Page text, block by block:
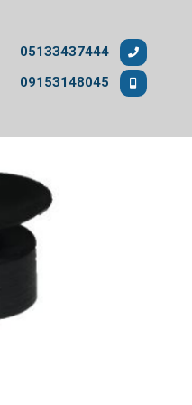
05133437444
09153148045